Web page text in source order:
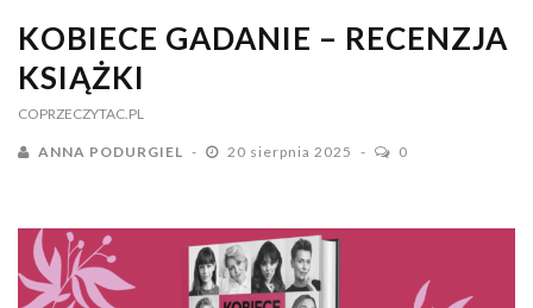
KOBIECE GADANIE – RECENZJA
KSIĄŻKI
COPRZECZYTAC.PL
ANNA PODURGIEL 20 sierpnia 2025 0